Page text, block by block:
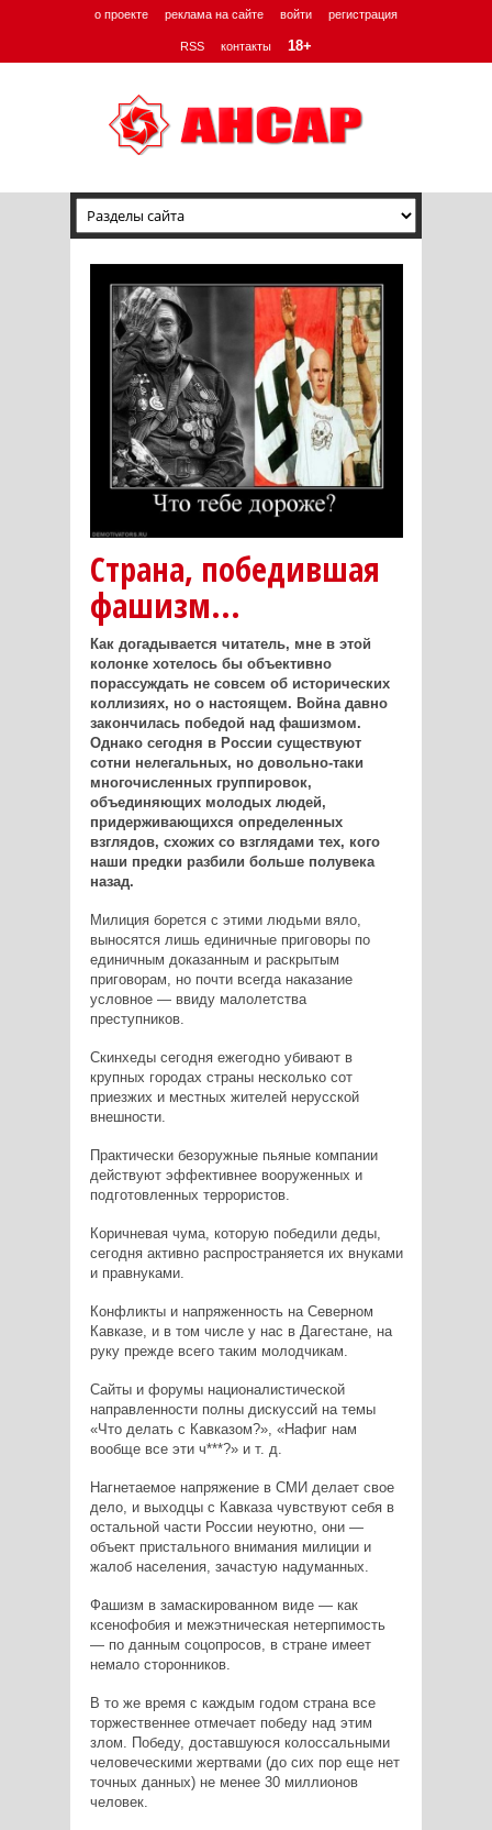
о проекте реклама на сайте войти регистрация
RSS контакты 18+
Страна, победившая
фашизм...
Как догадывается читатель, мне в этой
колонке хотелось бы объективно
порассуждать не совсем об исторических
коллизиях, но о настоящем. Война давно
закончилась победой над фашизмом.
Однако сегодня в России существуют
сотни нелегальных, но довольно-таки
многочисленных группировок,
объединяющих молодых людей,
придерживающихся определенных
взглядов, схожих со взглядами тех, кого
наши предки разбили больше полувека
назад.
Милиция борется с этими людьми вяло,
выносятся лишь единичные приговоры по
единичным доказанным и раскрытым
приговорам, но почти всегда наказание
условное — ввиду малолетства
преступников.
Скинхеды сегодня ежегодно убивают в
крупных городах страны несколько сот
приезжих и местных жителей нерусской
внешности.
Практически безоружные пьяные компании
действуют эффективнее вооруженных и
подготовленных террористов.
Коричневая чума, которую победили деды,
сегодня активно распространяется их внуками
и правнуками.
Конфликты и напряженность на Северном
Кавказе, и в том числе у нас в Дагестане, на
руку прежде всего таким молодчикам.
Сайты и форумы националистической
направленности полны дискуссий на темы
«Что делать с Кавказом?», «Нафиг нам
вообще все эти ч***?» и т. д.
Нагнетаемое напряжение в СМИ делает свое
дело, и выходцы с Кавказа чувствуют себя в
остальной части России неуютно, они —
объект пристального внимания милиции и
жалоб населения, зачастую надуманных.
Фашизм в замаскированном виде — как
ксенофобия и межэтническая нетерпимость
— по данным соцопросов, в стране имеет
немало сторонников.
В то же время с каждым годом страна все
торжественнее отмечает победу над этим
злом. Победу, доставшуюся колоссальными
человеческими жертвами (до сих пор еще нет
точных данных) не менее 30 миллионов
человек.